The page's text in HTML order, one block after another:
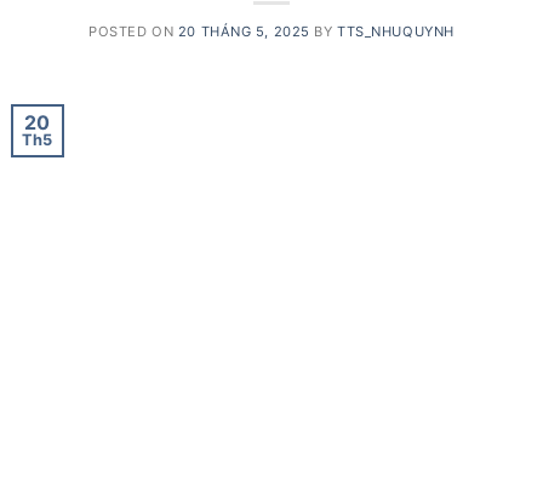
POSTED ON 20 THÁNG 5, 2025 BYTTS_NHUQUYNH
20
Th5